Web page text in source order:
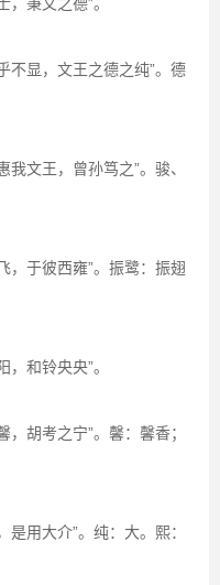
秉文之德”。
不显，文王之德之纯”。德
文王，曾孙笃之”。骏、
，于彼西雍”。振鹭：振翅
和铃央央”。
胡考之宁”。馨：馨香；
用大介”。纯：大。熙：